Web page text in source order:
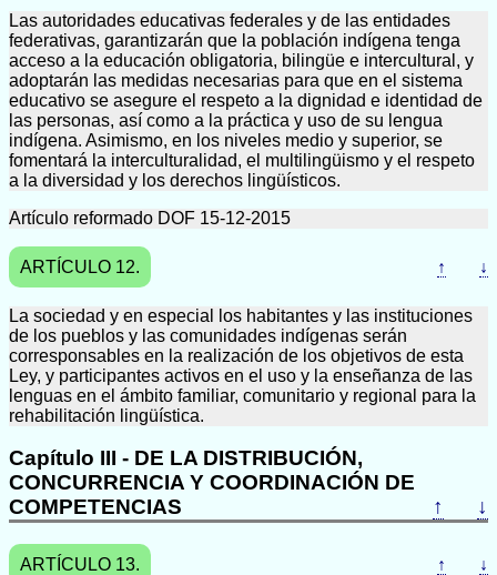
Las autoridades educativas federales y de las entidades
federativas, garantizarán que la población indígena tenga
acceso a la educación obligatoria, bilingüe e intercultural, y
adoptarán las medidas necesarias para que en el sistema
educativo se asegure el respeto a la dignidad e identidad de
las personas, así como a la práctica y uso de su lengua
indígena. Asimismo, en los niveles medio y superior, se
fomentará la interculturalidad, el multilingüismo y el respeto
a la diversidad y los derechos lingüísticos.
Artículo reformado DOF 15-12-2015
ARTÍCULO 12. ↑ ↓
La sociedad y en especial los habitantes y las instituciones
de los pueblos y las comunidades indígenas serán
corresponsables en la realización de los objetivos de esta
Ley, y participantes activos en el uso y la enseñanza de las
lenguas en el ámbito familiar, comunitario y regional para la
rehabilitación lingüística.
Capítulo III - DE LA DISTRIBUCIÓN,
CONCURRENCIA Y COORDINACIÓN DE
COMPETENCIAS
↑ ↓
ARTÍCULO 13. ↑ ↓